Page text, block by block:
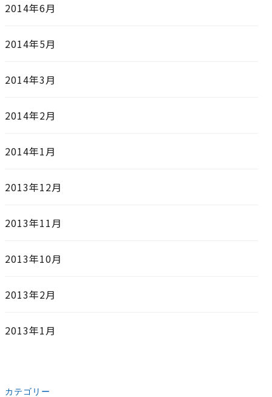
2014年6月
2014年5月
2014年3月
2014年2月
2014年1月
2013年12月
2013年11月
2013年10月
2013年2月
2013年1月
カテゴリー